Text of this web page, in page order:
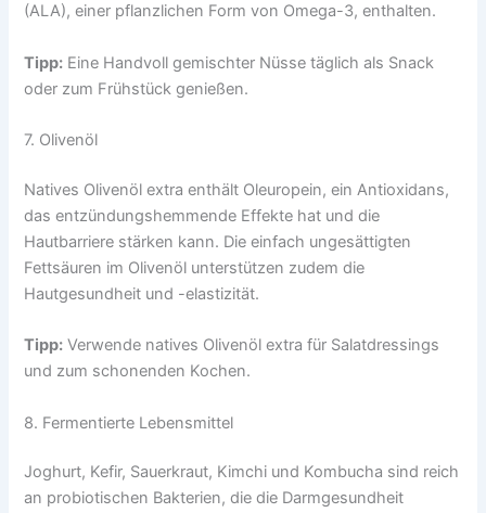
(ALA), einer pflanzlichen Form von Omega-3, enthalten.
Tipp: Eine Handvoll gemischter Nüsse täglich als Snack
oder zum Frühstück genießen.
7. Olivenöl
Natives Olivenöl extra enthält Oleuropein, ein Antioxidans,
das entzündungshemmende Effekte hat und die
Hautbarriere stärken kann. Die einfach ungesättigten
Fettsäuren im Olivenöl unterstützen zudem die
Hautgesundheit und -elastizität.
Tipp: Verwende natives Olivenöl extra für Salatdressings
und zum schonenden Kochen.
8. Fermentierte Lebensmittel
Joghurt, Kefir, Sauerkraut, Kimchi und Kombucha sind reich
an probiotischen Bakterien, die die Darmgesundheit